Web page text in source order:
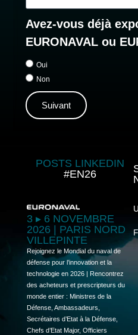
Avez-vous déjà
EURONAVAL ou
Oui
Non
Suivant
POSTS LINKEDIN
#EN26
3 ▸ 6 NOVEMBRE
2026 | PARIS NORD
VILLEPINTE
Rejoignez le Mondial du naval de
défense pour l’innovation et la
technologie en 2026 | Rencontrez
des acheteurs et prescripteurs du
monde entier : Ministres de la
Défense, Ambassadeurs,
Secrétaires d’Etat à la Défense,
Chefs d’Etat Major, Officiers